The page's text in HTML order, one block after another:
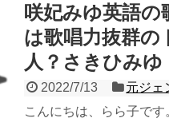
咲妃みゆ英語の
は歌唱力抜群の
人？さきひみゆ
2022/7/13
元ジェ
こんにちは、らら子で